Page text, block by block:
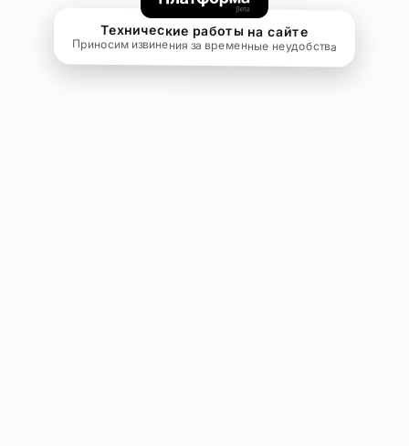
Технические работы на сайте
Приносим извинения за временные неудобства